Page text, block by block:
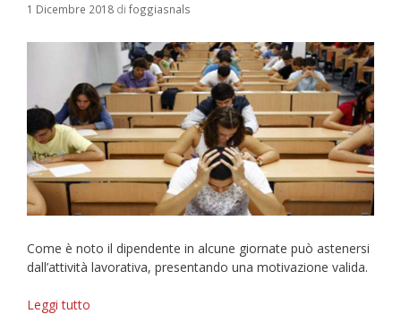
1 Dicembre 2018 di foggiasnals
Come è noto il dipendente in alcune giornate può astenersi
dall’attività lavorativa, presentando una motivazione valida.
Leggi tutto